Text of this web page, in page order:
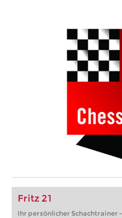
Fritz 21
Ihr persönlicher Schachtrainer -